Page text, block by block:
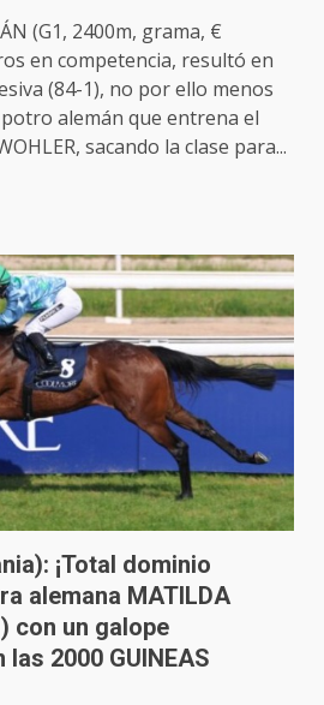
(G1, 2400m, grama, €
en competencia, resultó en
(84-1), no por ello menos
alemán que entrena el
sacando la clase para...
¡Total dominio
alemana MATILDA
con un galope
2000 GUINEAS